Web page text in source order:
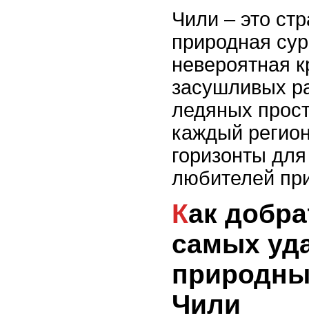
Чили – это
природная
невероятная
засушливых
ледяных
каждый
горизонты
любителей
Как добраться до
самых
Чили